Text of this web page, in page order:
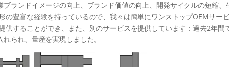
ランドイメージの向上、ブランド価値の向上、開発サイクルの短縮、
の豊富な経験を持っているので、我々は簡単にワンストップOEMサー
供することができ、また、別のサービスを提供しています：過去2年間
られ、量産を実現しました。